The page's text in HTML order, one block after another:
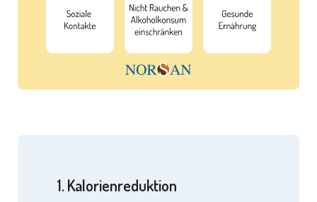
1. Kalorienreduktion